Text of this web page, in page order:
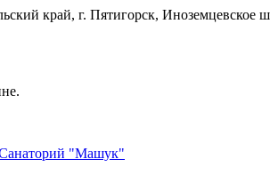
край, г. Пятигорск, Иноземцевское